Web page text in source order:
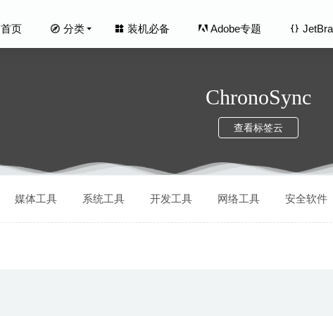
首页 分类 装机必备 Adobe专题
ChronoSync
查看标签云
媒体工具 系统工具 开发工具 网络工具 安全软件